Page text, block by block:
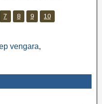
7 8 9 10
vengara,